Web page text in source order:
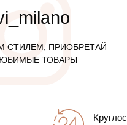
СТИЛЕМ, ПРИОБРЕТАЙ
ТОВАРЫ